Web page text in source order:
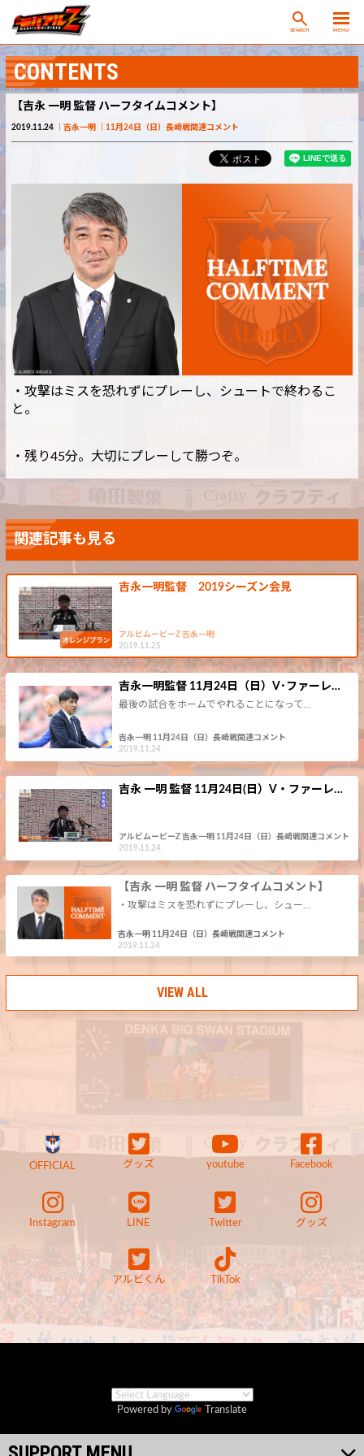
SEARCH MENU
CONTENTS
【吉永 一明 監督 ハーフタイムコメント】
2019.11.24 吉永一明 11月24日（日）長崎戦関連コメント
・攻撃はミスを恐れずにプレーし、シュートで終わるこ
と。
・残り45分。大切にプレーして勝つぞ。
関連記事も見る
吉永一明監督 2019シーズン会見
アルビムービーZ 吉永一明
2019.11.25
吉永一明監督 11月24日（日）V･ファーレ…
最後の試合をホームでやれることになって…
吉永一明 11月24日（日）長崎戦関連コメント
2019.11.24
吉永 一明 監督 11月24日(日）V・ファーレ…
アルビムービーZ 吉永一明 11月24日（日）長崎戦関連コメント
2019.11.24
【吉永 一明 監督 ハーフタイムコメント】
・攻撃はミスを恐れずにプレーし、シュー…
吉永一明 11月24日（日）長崎戦関連コメント
2019.11.24
VIEW ALL
OFFICIAL グッズ youtube Facebook
Instagram LINE Twitter グッズ
アルビくん TikTok
Powered by Translate